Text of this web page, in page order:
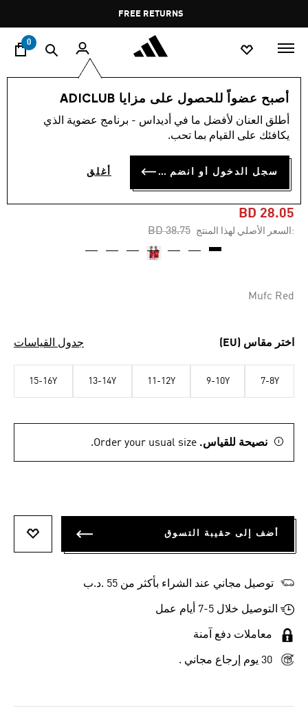
Pause
promotion
rotation
FREE RETURNS
0
أصبح عضواً للحصول على مزايا ADICLUB
أطلق العنان لأفضل ما في أديداس - برنامج عضوية الذي
يكافئك على القيام بما تحب.
سجل الدخول أو انضم الآن أغلق
الأطفال الملابس
-25%
قميص للأطفال MANCHESTER
UNITED 24/25 HOME
BD 28.05
:السعر الأصلي لهذا المنتج Price reduced from
BD 38.75
to
Mufc Red
اختر مقاس (EU) جدول القياسات
7-8Y
9-10Y
11-12Y
13-14Y
15-16Y
نصيحة للقياس. Order your usual size.
أضف إلى حقيبة التسوق
توصيل مجاني عند الشراء بأكثر من 55 .د.ب‎
التوصيل خلال 5-7 أيام عمل
معاملات دفع آمنة